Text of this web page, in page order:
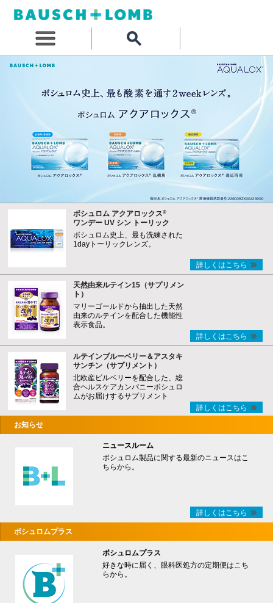
ボシュロム アクアロックス®
ワンデー UV シン トーリック
ボシュロム史上、最も洗練された
1dayトーリックレンズ。
詳しくはこちら
天然由来ルテイン15（サプリメン
ト）
マリーゴールドから抽出した天然
由来のルテインを配合した機能性
表示食品。
詳しくはこちら
ルテインブルーベリー＆アスタキ
サンチン（サプリメント）
北欧産ビルベリーを配合した、総
合ヘルスケアカンパニーボシュロ
ムがお届けするサプリメント
詳しくはこちら
お知らせ
ニュースルーム
ボシュロム製品に関する最新のニュースはこ
ちらから。
詳しくはこちら
ボシュロムプラス
ボシュロムプラス
好きな時に届く、眼科医処方の定期便はこち
らから。